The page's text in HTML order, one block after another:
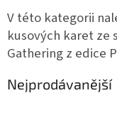
V této kategorii
kusových karet ze
Gathering z edice
Nejprodávanější